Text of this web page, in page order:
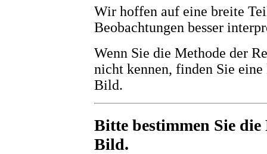
Wir hoffen auf eine breite
Beobachtungen besser
Wenn Sie die Methode der
nicht kennen, finden Sie
Bild.
Bitte bestimmen Sie
Bild.